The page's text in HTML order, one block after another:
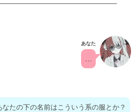
あなた
…
たの下の名前はこういう系の服とか？